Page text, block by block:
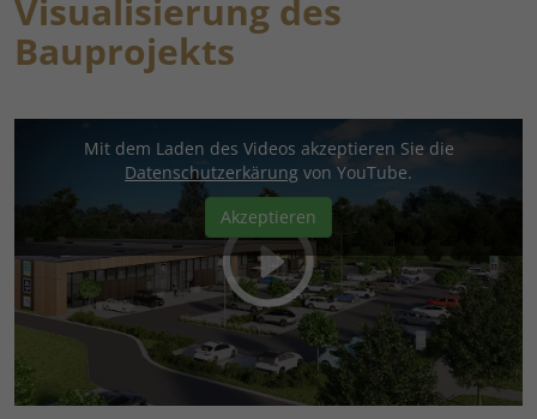
Visualisierung des
Bauprojekts
Mit dem Laden des Videos akzeptieren Sie die
Datenschutzerkärung von YouTube.
Akzeptieren